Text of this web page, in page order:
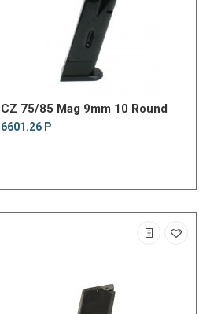
CZ 75/85 Mag 9mm 10 Round
6601.26 Р